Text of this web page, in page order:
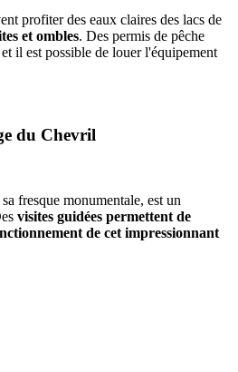
profiter des eaux claires des lacs de
et ombles. Des permis de pêche
il est possible de louer l'équipement
du Chevril
fresque monumentale, est un
visites guidées permettent de
de cet impressionnant